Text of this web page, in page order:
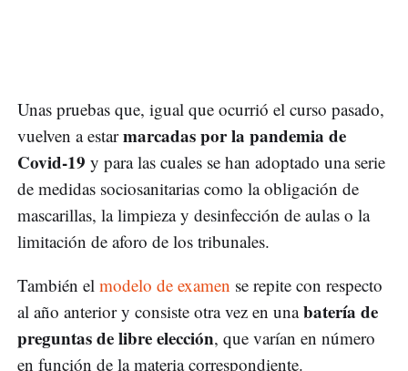
Unas pruebas que, igual que ocurrió el curso pasado,
vuelven a estarmarcadas por la pandemia de
Covid-19 y para las cuales se han adoptado una serie
de medidas sociosanitarias como la obligación de
mascarillas, la limpieza y desinfección de aulas o la
limitación de aforo de los tribunales.
También el modelo de examen se repite con respecto
al año anterior y consiste otra vez en unabatería de
preguntas de libre elección, que varían en número
en función de la materia correspondiente.